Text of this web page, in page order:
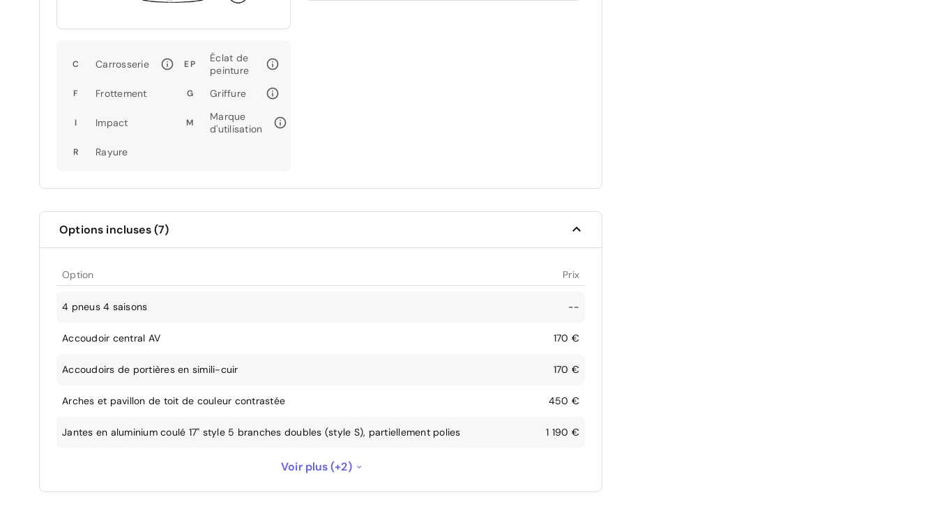
C Carrosserie EP
Éclat de
peinture
F Frottement G Griffure
I Impact M
Marque
d'utilisation
R Rayure
Options incluses (7)
Option Prix
4 pneus 4 saisons --
Accoudoir central AV 170 €
Accoudoirs de portières en simili-cuir 170 €
Arches et pavillon de toit de couleur contrastée 450 €
Jantes en aluminium coulé 17" style 5 branches doubles (style S), partiellement polies 1 190 €
Préparation pour la navigation MMI plus et Audi virtual cockpit
Suppression de l'identification du modèle et de l'inscription de la puissance/technologie --
Voir plus (+2)